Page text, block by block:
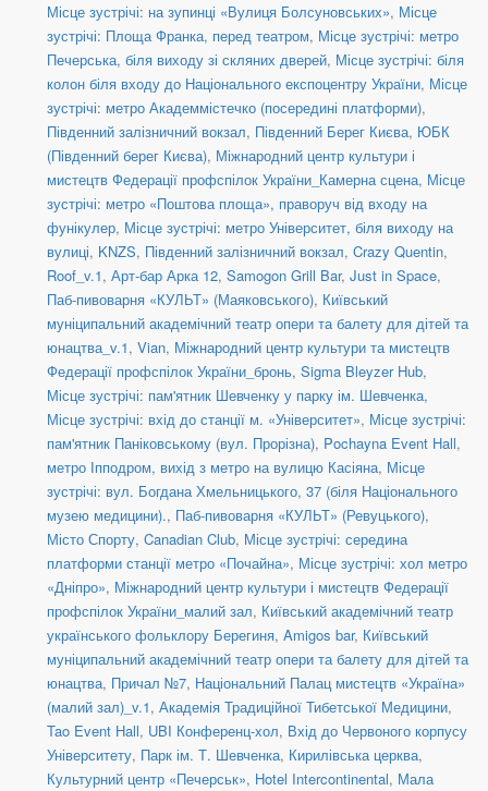
Місце зустрічі: на зупинці «Вулиця Болсуновських», Місце
зустрічі: Площа Франка, перед театром, Місце зустрічі: метро
Печерська, біля виходу зі скляних дверей, Місце зустрічі: біля
колон біля входу до Національного експоцентру України, Місце
зустрічі: метро Академмістечко (посередині платформи),
Південний залізничний вокзал, Південний Берег Києва, ЮБК
(Південний берег Києва), Міжнародний центр культури і
мистецтв Федерації профспілок України_Камерна сцена, Місце
зустрічі: метро «Поштова площа», праворуч від входу на
фунікулер, Місце зустрічі: метро Університет, біля виходу на
вулиці, KNZS, Південний залізничний вокзал, Crazy Quentin,
Roof_v.1, Арт-бар Арка 12, Samogon Grill Bar, Just in Space,
Паб-пивоварня «КУЛЬТ» (Маяковського), Київський
муніципальний академічний театр опери та балету для дітей та
юнацтва_v.1, Vian, Міжнародний центр культури та мистецтв
Федерації профспілок України_бронь, Sigma Bleyzer Hub,
Місце зустрічі: пам'ятник Шевченку у парку ім. Шевченка,
Місце зустрічі: вхід до станції м. «Університет», Місце зустрічі:
пам'ятник Паніковському (вул. Прорізна), Pochayna Event Hall,
метро Іпподром, вихід з метро на вулицю Касіяна, Місце
зустрічі: вул. Богдана Хмельницького, 37 (біля Національного
музею медицини)., Паб-пивоварня «КУЛЬТ» (Ревуцького),
Місто Спорту, Canadian Club, Місце зустрічі: середина
платформи станції метро «Почайна», Місце зустрічі: хол метро
«Дніпро», Міжнародний центр культури і мистецтв Федерації
профспілок України_малий зал, Київський академічний театр
українського фольклору Берегиня, Amigos bar, Київський
муніципальний академічний театр опери та балету для дітей та
юнацтва, Причал №7, Національний Палац мистецтв «Україна»
(малий зал)_v.1, Академія Традиційної Тибетської Медицини,
Tao Event Hall, UBI Конференц-хол, Вхід до Червоного корпусу
Університету, Парк ім. Т. Шевченка, Кирилівська церква,
Культурний центр «Печерськ», Hotel Intercontinental, Мала